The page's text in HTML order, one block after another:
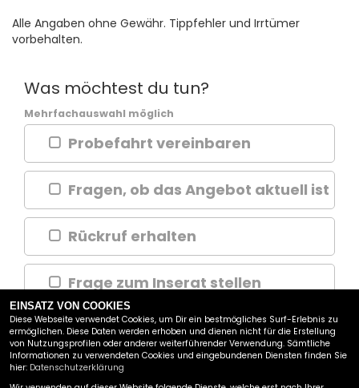
Alle Angaben ohne Gewähr. Tippfehler und Irrtümer
vorbehalten.
Was möchtest du tun?
Mehrfachauswahl möglich
Probefahrt vereinbaren
Fragen, ob das Angebot aktuell ist
Rückruf erhalten
Frage zum Inserat stellen
WEITER
MOTORRAD BRIEL GMBH
EINSATZ VON COOKIES
Diese Webseite verwendet Cookies, um Dir ein bestmögliches Surf-Erlebnis zu
ermöglichen. Diese Daten werden erhoben und dienen nicht für die Erstellung
von Nutzungsprofilen oder anderer weiterführender Verwendung. Sämtliche
Informationen zu verwendeten Cookies und eingebundenen Diensten finden Sie
hier: Datenschutzerklärung